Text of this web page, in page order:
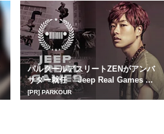
パルクールアスリートZENがアンバ
サダー就任 「Jeep Real Games ...
[PR] PARKOUR